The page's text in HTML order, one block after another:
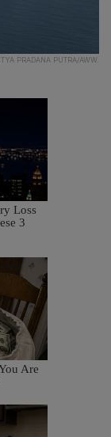
PRADANA PUTRA/AWW.